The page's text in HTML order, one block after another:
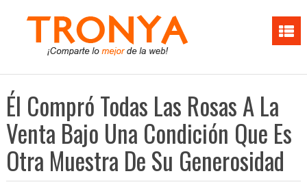
Él Compró Todas Las Rosas A La
Venta Bajo Una Condición Que Es
Otra Muestra De Su Generosidad